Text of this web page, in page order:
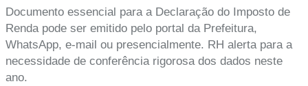
Documento essencial para a Declaração do Imposto de
Renda pode ser emitido pelo portal da Prefeitura,
WhatsApp, e-mail ou presencialmente. RH alerta para a
necessidade de conferência rigorosa dos dados neste
ano.